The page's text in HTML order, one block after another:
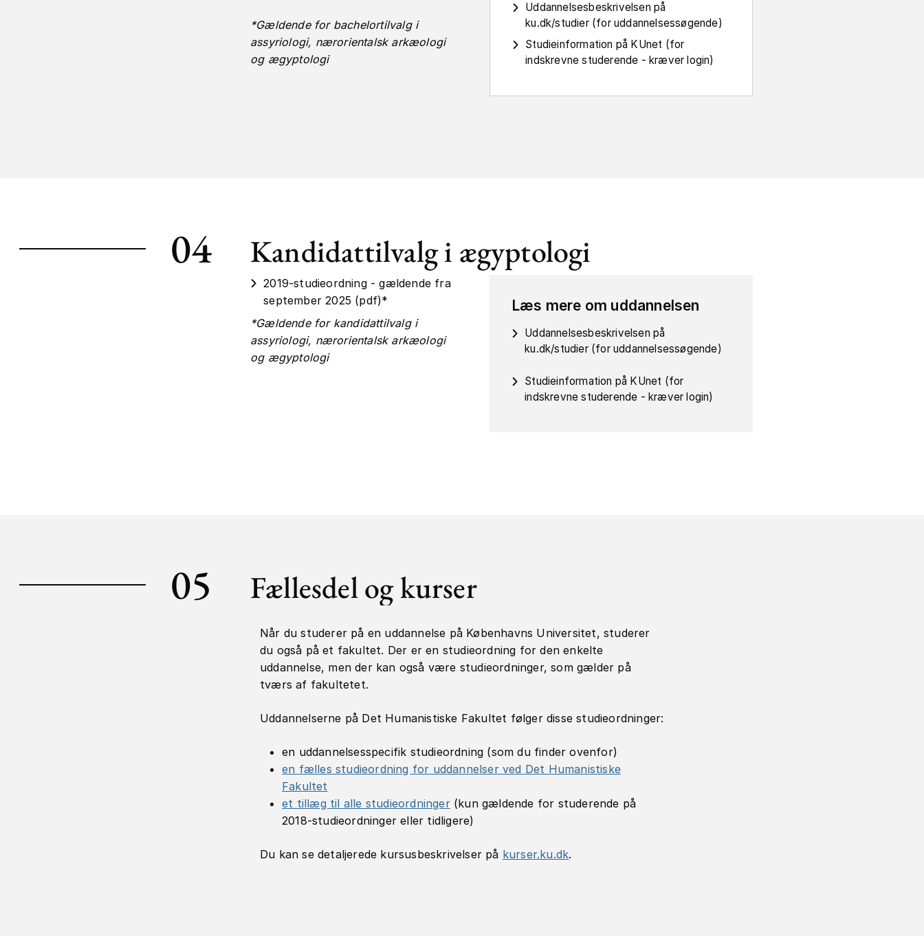
Uddannelsesbeskrivelsen på
ku.dk/studier (for uddannelsessøgende)
Studieinformation på KUnet (for
indskrevne studerende - kræver login)
*Gældende for bachelortilvalg i
assyriologi, nærorientalsk arkæologi
og ægyptologi
04 Kandidattilvalg i ægyptologi
Læs mere om uddannelsen
Uddannelsesbeskrivelsen på
ku.dk/studier (for uddannelsessøgende)
Studieinformation på KUnet (for
indskrevne studerende - kræver login)
2019-studieordning - gældende fra
september 2025 (pdf)*
*Gældende for kandidattilvalg i
assyriologi, nærorientalsk arkæologi
og ægyptologi
05 Fællesdel og kurser
Når du studerer på en uddannelse på Københavns Universitet, studerer
du også på et fakultet. Der er en studieordning for den enkelte
uddannelse, men der kan også være studieordninger, som gælder på
tværs af fakultetet.
Uddannelserne på Det Humanistiske Fakultet følger disse studieordninger:
en uddannelsesspecifik studieordning (som du finder ovenfor)
en fælles studieordning for uddannelser ved Det Humanistiske
Fakultet
et tillæg til alle studieordninger(kun gældende for studerende på
2018-studieordninger eller tidligere)
Du kan se detaljerede kursusbeskrivelser på kurser.ku.dk.